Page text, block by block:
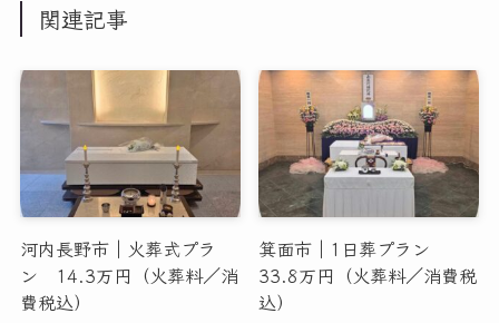
関連記事
河内長野市｜火葬式プラ
ン 14.3万円（火葬料／消
費税込）
箕面市｜1日葬プラン
33.8万円（火葬料／消費税
込）